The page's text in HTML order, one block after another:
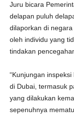
Juru bicara
delapan puluh
dilaporkan di
oleh individu yang
tindakan
“Kunjungan
di Dubai, termasuk
yang dilakukan
sepenuhnya